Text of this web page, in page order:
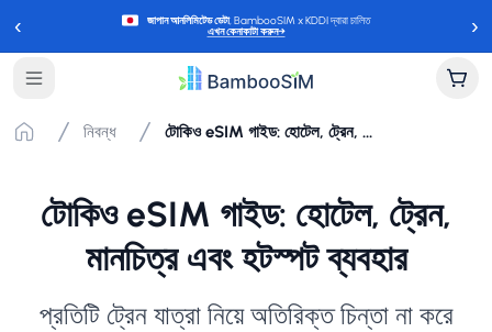
‹ জাপান আনলিমিটেড ডেটা, BambooSIM x KDDI দ্বারা চালিত
এখন কেনাকাটা করুন→ ›
নিবন্ধ টোকিও eSIM গাইড: হোটেল, ট্রেন, মানচিত্র এবং হটস্পট ব্যবহার
টোকিও eSIM গাইড: হোটেল, ট্রেন,
মানচিত্র এবং হটস্পট ব্যবহার
প্রতিটি ট্রেন যাত্রা নিয়ে অতিরিক্ত চিন্তা না করে